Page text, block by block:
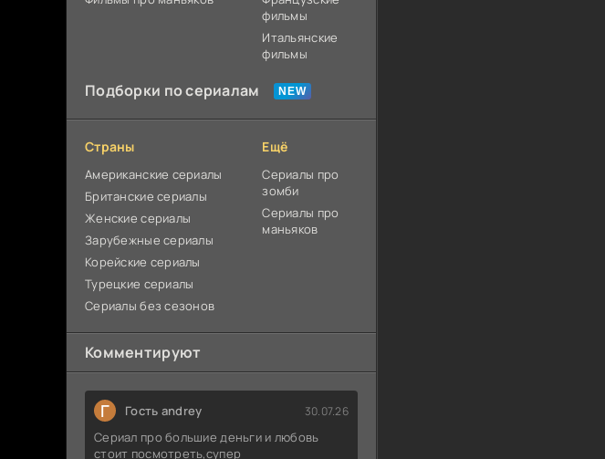
фильмы
Итальянские
фильмы
Подборки по сериалам
Страны
Американские сериалы
Британские сериалы
Женские сериалы
Зарубежные сериалы
Корейские сериалы
Турецкие сериалы
Сериалы без сезонов
Ещё
Сериалы про
зомби
Сериалы про
маньяков
Комментируют
Г Гость andrey 30.07.26
Сериал про большие деньги и любовь
стоит посмотреть,супер